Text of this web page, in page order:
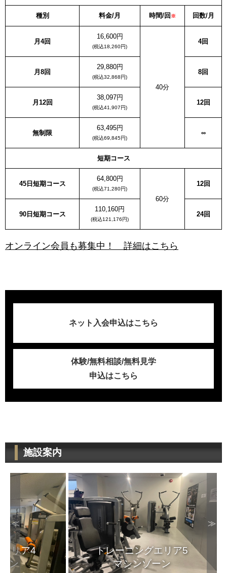
種別 料金/月 時間/回 ※ 回数/月
月4回
16,600円
(税込18,260円)
40分
4回
月8回
29,880円
(税込32,868円)
8回
月12回
38,097円
(税込41,907円)
12回
無制限
63,495円
(税込69,845円)
∞
短期コース
45日短期コース
64,800円
(税込71,280円)
60分
12回
90日短期コース
110,160円
(税込121,176円)
24回
オンライン会員も募集中！ 詳細はこちら
ネット入会申込はこちら
体験/無料相談/無料見学
申込はこちら
施設案内
4
トレーニングエリア5
マシンゾーン
≪ ≫